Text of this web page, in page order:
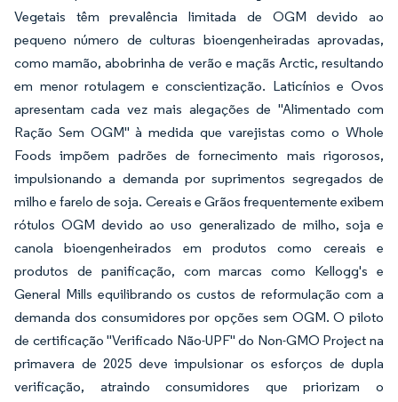
Vegetais têm prevalência limitada de OGM devido ao
pequeno número de culturas bioengenheiradas aprovadas,
como mamão, abobrinha de verão e maçãs Arctic, resultando
em menor rotulagem e conscientização. Laticínios e Ovos
apresentam cada vez mais alegações de "Alimentado com
Ração Sem OGM" à medida que varejistas como o Whole
Foods impõem padrões de fornecimento mais rigorosos,
impulsionando a demanda por suprimentos segregados de
milho e farelo de soja. Cereais e Grãos frequentemente exibem
rótulos OGM devido ao uso generalizado de milho, soja e
canola bioengenheirados em produtos como cereais e
produtos de panificação, com marcas como Kellogg's e
General Mills equilibrando os custos de reformulação com a
demanda dos consumidores por opções sem OGM. O piloto
de certificação "Verificado Não-UPF" do Non-GMO Project na
primavera de 2025 deve impulsionar os esforços de dupla
verificação, atraindo consumidores que priorizam o